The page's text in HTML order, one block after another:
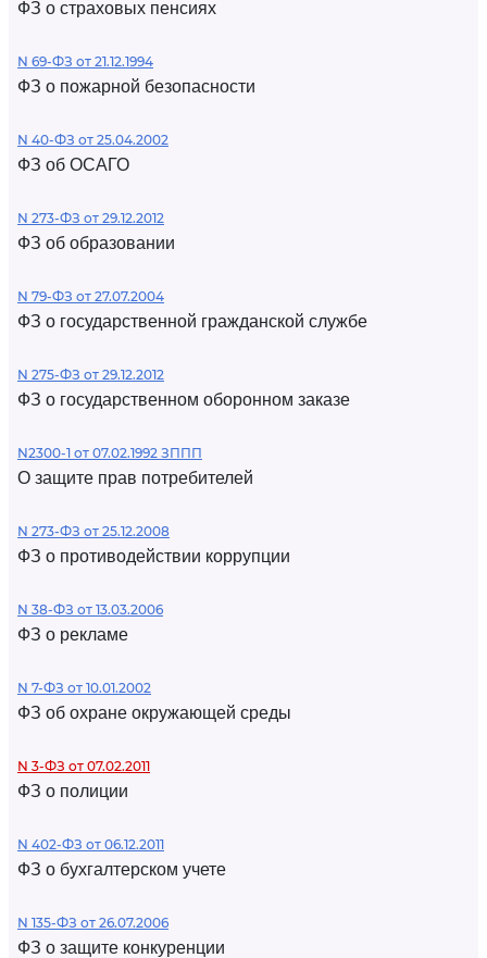
ФЗ о страховых пенсиях
N 69-ФЗ от 21.12.1994
ФЗ о пожарной безопасности
N 40-ФЗ от 25.04.2002
ФЗ об ОСАГО
N 273-ФЗ от 29.12.2012
ФЗ об образовании
N 79-ФЗ от 27.07.2004
ФЗ о государственной гражданской службе
N 275-ФЗ от 29.12.2012
ФЗ о государственном оборонном заказе
N2300-1 от 07.02.1992 ЗППП
О защите прав потребителей
N 273-ФЗ от 25.12.2008
ФЗ о противодействии коррупции
N 38-ФЗ от 13.03.2006
ФЗ о рекламе
N 7-ФЗ от 10.01.2002
ФЗ об охране окружающей среды
N 3-ФЗ от 07.02.2011
ФЗ о полиции
N 402-ФЗ от 06.12.2011
ФЗ о бухгалтерском учете
N 135-ФЗ от 26.07.2006
ФЗ о защите конкуренции